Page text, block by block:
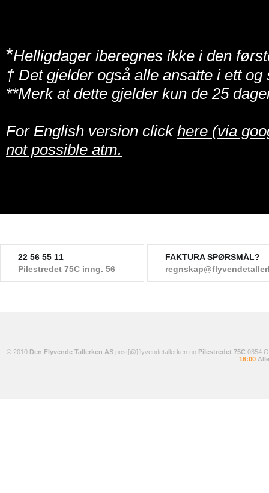
*Helligdager iberegnes ikke i den
† Det gjelder også alle ansatte i ett
**Merk at dette gjelder kun de 25
For English version click here (via
not possible atm.
22 56 55 11
Pilestredet 75C inng. 56
FAKTURA SPØRSMÅL?
© 2010 Den Flyvende Tallerken ASpost[@]flyvendetallerken.no Pilestredet 75C 0354
16:00